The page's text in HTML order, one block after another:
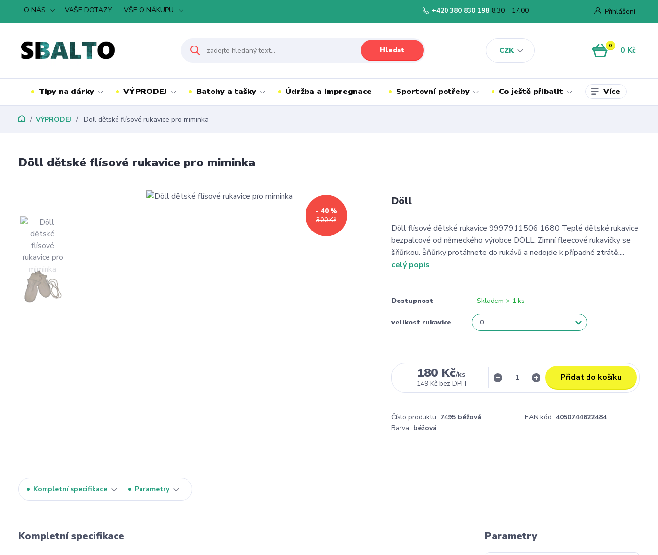
O NÁS VAŠE DOTAZY VŠE O NÁKUPU
CZK
Přihlášení
Hledat
+420 380 830 198 8.30 - 17.00
0 0 Kč
Tipy na dárky VÝPRODEJ Batohy a tašky Údržba a impregnace Sportovní potřeby Co ještě přibalit Více
VÝPRODEJ Döll dětské flísové rukavice pro miminka
Döll dětské flísové rukavice pro miminka
300 Kč
- 40 %
Döll
Döll flísové dětské rukavice 9997911506 1680 Teplé dětské rukavice
bezpalcové od německého výrobce DÖLL. Zimní fleecové rukavičky se
šňůrkou. Šňůrky protáhnete do rukávů a nedojde k případné ztrátě....
celý popis
Dostupnost Skladem > 1 ks
velikost rukavice
180 Kč/ks
149 Kč bez DPH
Přidat do košíku
Číslo produktu: 7495 béžová EAN kód: 4050744622484
Barva: béžová
Kompletní specifikace Parametry
Kompletní specifikace Parametry